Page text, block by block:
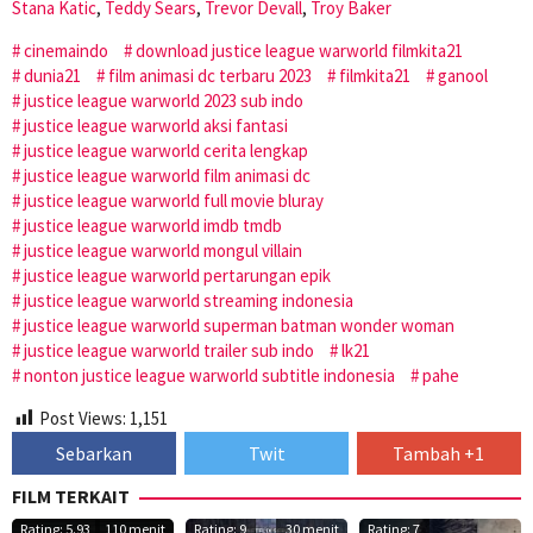
Stana Katic, Teddy Sears, Trevor Devall, Troy Baker
cinemaindo
download justice league warworld filmkita21
dunia21
film animasi dc terbaru 2023 filmkita21
ganool
justice league warworld 2023 sub indo
justice league warworld aksi fantasi
justice league warworld cerita lengkap
justice league warworld film animasi dc
justice league warworld full movie bluray
justice league warworld imdb tmdb
justice league warworld mongul villain
justice league warworld pertarungan epik
justice league warworld streaming indonesia
justice league warworld superman batman wonder woman
justice league warworld trailer sub indo
lk21
nonton justice league warworld subtitle indonesia
pahe
Post Views: 1,151
Sebarkan Twit
Tambah +1
FILM TERKAIT
Rating: 5.93 110 menit Rating: 9 30 menit Rating: 7